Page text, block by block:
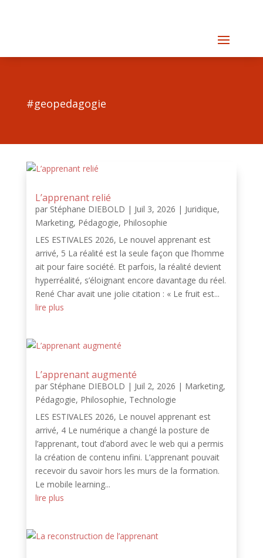
#geopedagogie
L’apprenant relié
par Stéphane DIEBOLD | Juil 3, 2026 | Juridique,
Marketing, Pédagogie, Philosophie
LES ESTIVALES 2026, Le nouvel apprenant est
arrivé, 5 La réalité est la seule façon que l’homme
ait pour faire société. Et parfois, la réalité devient
hyperréalité, s’éloignant encore davantage du réel.
René Char avait une jolie citation : « Le fruit est...
lire plus
L’apprenant augmenté
par Stéphane DIEBOLD | Juil 2, 2026 | Marketing,
Pédagogie, Philosophie, Technologie
LES ESTIVALES 2026, Le nouvel apprenant est
arrivé, 4 Le numérique a changé la posture de
l’apprenant, tout d’abord avec le web qui a permis
la création de contenu infini. L’apprenant pouvait
recevoir du savoir hors les murs de la formation.
Le mobile learning...
lire plus